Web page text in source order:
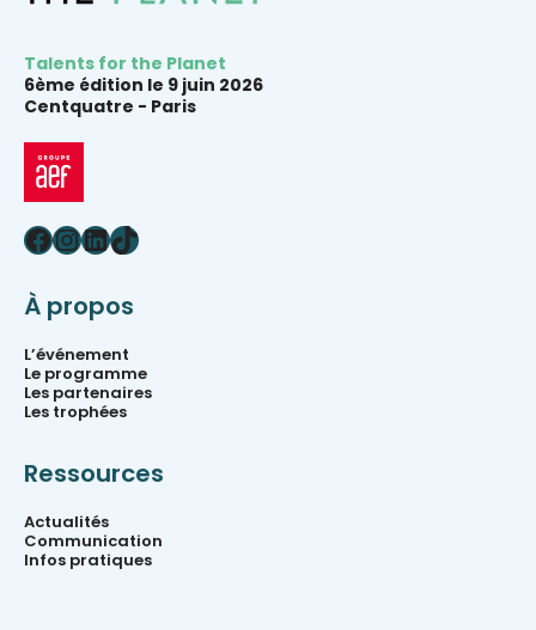
Talents for the Planet
6ème édition le 9 juin 2026
Centquatre - Paris
Facebook
Instagram
LinkedIn
TikTok
À propos
L’événement
Le programme
Les partenaires
Les trophées
Ressources
Actualités
Communication
Infos pratiques